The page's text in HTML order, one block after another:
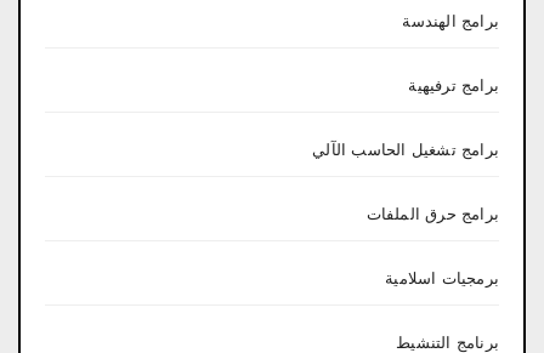
برامج الهندسة
برامج ترفيهية
برامج تشغيل الحاسب الآلي
برامج حرق الملفات
برمجيات اسلامية
برنامج التنشيط